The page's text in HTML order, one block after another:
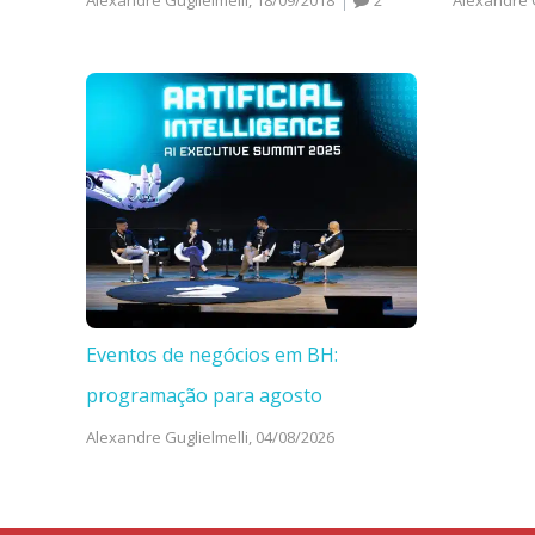
Eventos de negócios em BH:
programação para agosto
Alexandre Guglielmelli, 04/08/2026